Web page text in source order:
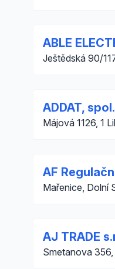
ABLE
Ještědská 90/
ADDAT,
Májová 1126, 1
AF
Mařenice, Dolní
AJ TRADE
Smetanova